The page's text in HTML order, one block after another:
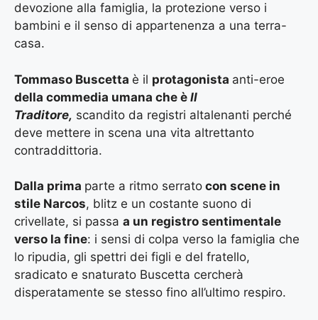
devozione alla famiglia, la protezione verso i
bambini e il senso di appartenenza a una terra-
casa.
Tommaso Buscetta è il protagonista anti-eroe
della commedia umana che è Il
Traditore, scandito da registri altalenanti perché
deve mettere in scena una vita altrettanto
contraddittoria.
Dalla prima parte a ritmo serrato con scene in
stile Narcos, blitz e un costante suono di
crivellate, si passa a un registro sentimentale
verso la fine: i sensi di colpa verso la famiglia che
lo ripudia, gli spettri dei figli e del fratello,
sradicato e snaturato Buscetta cercherà
disperatamente se stesso fino all’ultimo respiro.